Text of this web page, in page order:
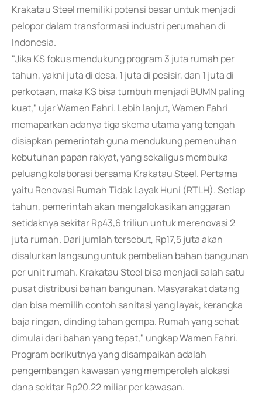
Krakatau Steel memiliki potensi besar untuk menjadi
pelopor dalam transformasi industri perumahan di
Indonesia.
"Jika KS fokus mendukung program 3 juta rumah per
tahun, yakni juta di desa, 1 juta di pesisir, dan 1 juta di
perkotaan, maka KS bisa tumbuh menjadi BUMN paling
kuat," ujar Wamen Fahri. Lebih lanjut, Wamen Fahri
memaparkan adanya tiga skema utama yang tengah
disiapkan pemerintah guna mendukung pemenuhan
kebutuhan papan rakyat, yang sekaligus membuka
peluang kolaborasi bersama Krakatau Steel. Pertama
yaitu Renovasi Rumah Tidak Layak Huni (RTLH). Setiap
tahun, pemerintah akan mengalokasikan anggaran
setidaknya sekitar Rp43,6 triliun untuk merenovasi 2
juta rumah. Dari jumlah tersebut, Rp17,5 juta akan
disalurkan langsung untuk pembelian bahan bangunan
per unit rumah. Krakatau Steel bisa menjadi salah satu
pusat distribusi bahan bangunan. Masyarakat datang
dan bisa memilih contoh sanitasi yang layak, kerangka
baja ringan, dinding tahan gempa. Rumah yang sehat
dimulai dari bahan yang tepat," ungkap Wamen Fahri.
Program berikutnya yang disampaikan adalah
pengembangan kawasan yang memperoleh alokasi
dana sekitar Rp20.22 miliar per kawasan.